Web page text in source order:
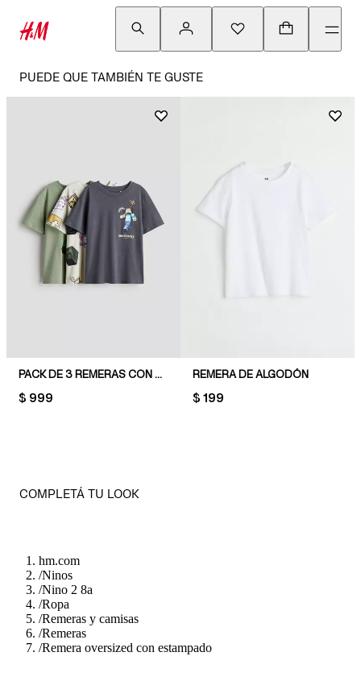
PUEDE QUE TAMBIÉN TE GUSTE
PACK DE 3 REMERAS CON DISEÑO ESTAMPADO
PRICE:
$ 999
REMERA DE ALGODÓN
PRICE:
$ 199
COMPLETÁ TU LOOK
hm.com
/Ninos
/Nino 2 8a
/Ropa
/Remeras y camisas
/Remeras
/Remera oversized con estampado